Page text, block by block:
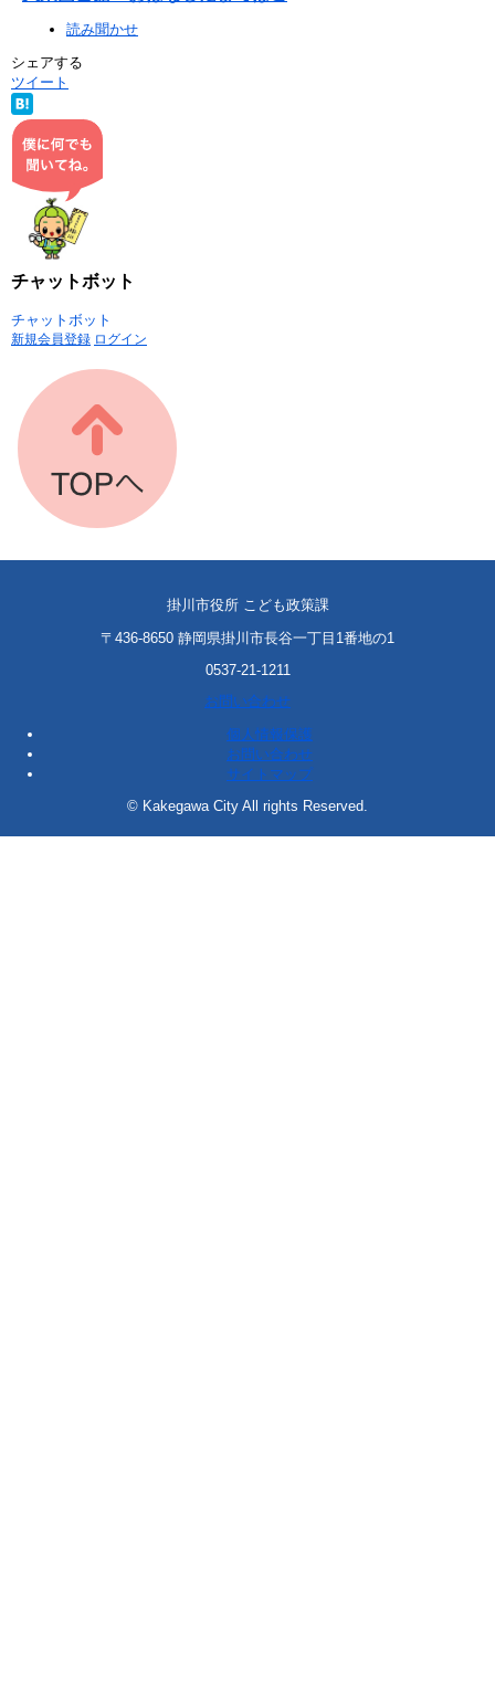
読み聞かせ
シェアする
ツイート
チャットボット
チャットボット
新規会員登録 ログイン
掛川市役所 こども政策課
〒436-8650 静岡県掛川市長谷一丁目1番地の1
0537-21-1211
お問い合わせ
個人情報保護
お問い合わせ
サイトマップ
© Kakegawa City All rights Reserved.